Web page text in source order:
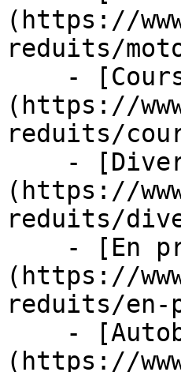
(https://
reduits/
(https://
reduits/
(https://
reduits/
(https://
reduits/en-
(https://